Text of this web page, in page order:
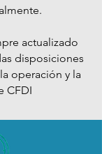
actualizado
disposiciones
operación y la
CFDI